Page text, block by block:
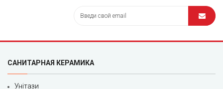
САНИТАРНАЯ КЕРАМИКА
Унітази